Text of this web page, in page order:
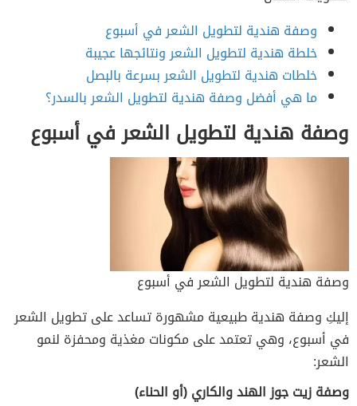
وصفة هندية لتطويل الشعر في أسبوع
خلطة هندية لتطويل الشعر ونتائجها عجيبة
خلطات هندية لتطويل الشعر بسرعة بالبصل
ما هي أفضل وصفة هندية لتطويل الشعر بالسدر؟
وصفة هندية لتطويل الشعر في أسبوع
وصفة هندية لتطويل الشعر في أسبوع
إليكِ وصفة هندية طبيعية مشهورة تساعد على تطويل الشعر
في أسبوع، وهي تعتمد على مكونات مغذية ومحفزة لنمو
الشعر:
وصفة زيت جوز الهند والكاري (أو الحناء)